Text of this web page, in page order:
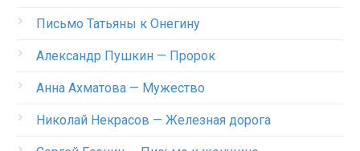
Письмо Татьяны к Онегину
Александр Пушкин — Пророк
Анна Ахматова — Мужество
Николай Некрасов — Железная дорога